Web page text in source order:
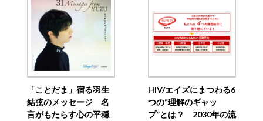
「ことだま」宿る羽生
結弦のメッセージ 名
言がもたらす心の平穏
HIV/エイズにまつわる6
つの“理解のギャッ
プ”とは？ 2030年の流